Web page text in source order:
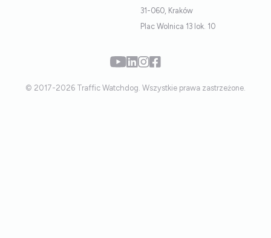
31-060, Kraków
Plac Wolnica 13 lok. 10
© 2017-2026 Traffic Watchdog. Wszystkie prawa zastrzeżone.